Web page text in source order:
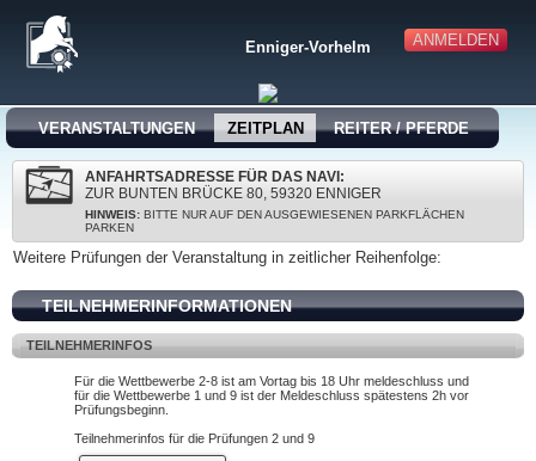
ANMELDEN
Enniger-Vorhelm
VERANSTALTUNGEN ZEITPLAN REITER / PFERDE
ANFAHRTSADRESSE FÜR DAS NAVI:
ZUR BUNTEN BRÜCKE 80, 59320 ENNIGER
HINWEIS: BITTE NUR AUF DEN AUSGEWIESENEN PARKFLÄCHEN
PARKEN
Weitere Prüfungen der Veranstaltung in zeitlicher Reihenfolge:
TEILNEHMERINFORMATIONEN
TEILNEHMERINFOS
Für die Wettbewerbe 2-8 ist am Vortag bis 18 Uhr meldeschluss und
für die Wettbewerbe 1 und 9 ist der Meldeschluss spätestens 2h vor
Prüfungsbeginn.
Teilnehmerinfos für die Prüfungen 2 und 9